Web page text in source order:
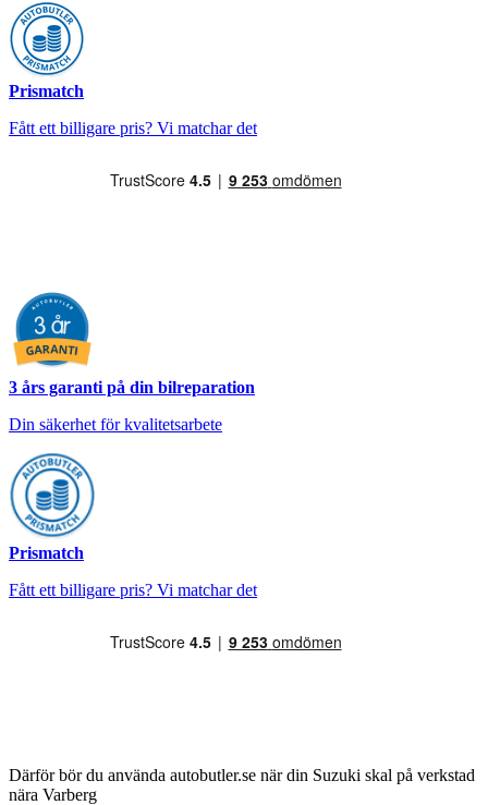
Prismatch
Fått ett billigare pris? Vi matchar det
3 års garanti på din bilreparation
Din säkerhet för kvalitetsarbete
Prismatch
Fått ett billigare pris? Vi matchar det
Därför bör du använda autobutler.se när din Suzuki skal på verkstad
nära Varberg